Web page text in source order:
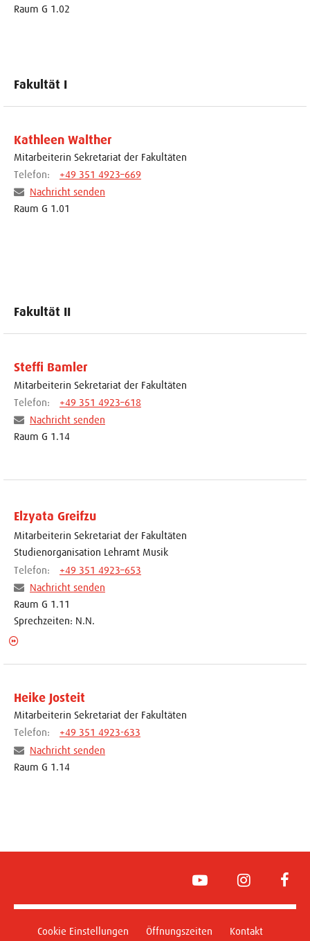
Raum G 1.02
Fakultät I
Kathleen Walther
Mitarbeiterin Sekretariat der Fakultäten
Telefon:
+49 351 4923–669
Nachricht senden
Raum G 1.01
Fakultät II
Steffi Bamler
Mitarbeiterin Sekretariat der Fakultäten
Telefon:
+49 351 4923–618
Nachricht senden
Raum G 1.14
Elzyata Greifzu
Mitarbeiterin Sekretariat der Fakultäten
Studienorganisation Lehramt Musik
Telefon:
+49 351 4923–653
Nachricht senden
Raum G 1.11
Sprechzeiten: N.N.
Heike Josteit
Mitarbeiterin Sekretariat der Fakultäten
Telefon:
+49 351 4923-633
Nachricht senden
Raum G 1.14
YouTube Instagram
Cookie Einstellungen Öffnungszeiten Kontakt